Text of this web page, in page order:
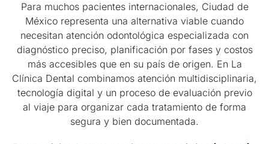
Para muchos pacientes internacionales, Ciudad de
México representa una alternativa viable cuando
necesitan atención odontológica especializada con
diagnóstico preciso, planificación por fases y costos
más accesibles que en su país de origen. En La
Clínica Dental combinamos atención multidisciplinaria,
tecnología digital y un proceso de evaluación previo
al viaje para organizar cada tratamiento de forma
segura y bien documentada.